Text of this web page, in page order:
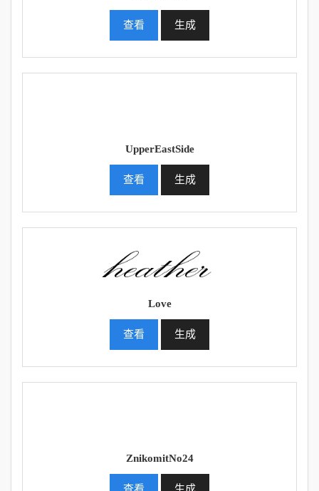
查看 生成
UpperEastSide
查看 生成
Love
查看 生成
ZnikomitNo24
查看 生成